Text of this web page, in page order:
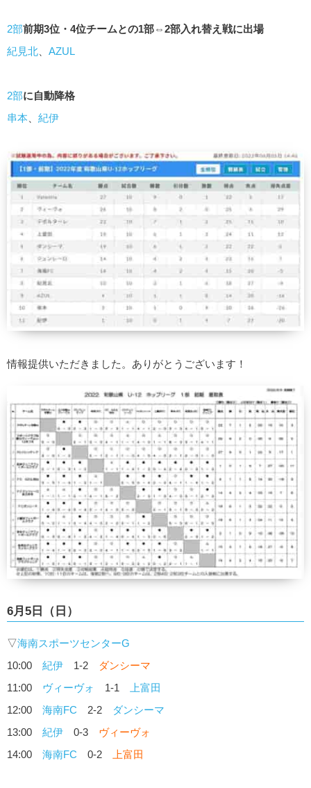
2部前期3位・4位チームとの1部⇔2部入れ替え戦に出場
紀見北
AZUL
2部に自動降格
串本
紀伊
情報提供いただきました。ありがとうございます！
6月5日（日）
▽海南スポーツセンターG
10:00 紀伊 1-2
ダンシーマ
11:00 ヴィーヴォ 1-1 上富田
12:00 海南FC 2-2
ダンシーマ
13:00 紀伊 0-3 ヴィーヴォ
14:00 海南FC 0-2 上富田